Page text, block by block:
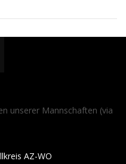
unserer Mannschaften (via
AZ-WO